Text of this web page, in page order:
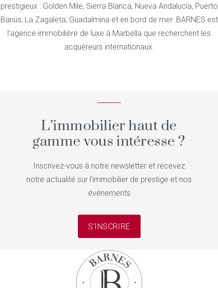
prestigieux : Golden Mile, Sierra Blanca, Nueva Andalucía, Puerto
Banús, La Zagaleta, Guadalmina et en bord de mer. BARNES est
l’agence immobilière de luxe à Marbella que recherchent les
acquéreurs internationaux.
L’immobilier haut de
gamme vous intéresse ?
Inscrivez-vous à notre newsletter et recevez
notre actualité sur l'immobilier de prestige et nos
événements
S'INSCRIRE